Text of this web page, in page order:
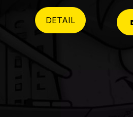
DETAIL